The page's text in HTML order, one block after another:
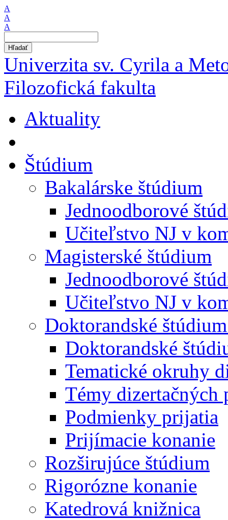
A
A
A
Hľadať
Univerzita sv. Cyrila a
Filozofická fakulta
Aktuality
Štúdium
Bakalárske štúdium
Jednoodborové
Učiteľstvo NJ v
Magisterské štúdium
Jednoodborové
Učiteľstvo NJ v
Doktorandské
Doktorandské
Tematické okruhy
Témy dizertačných
Podmienky prijatia
Prijímacie konanie
Rozširujúce štúdium
Rigorózne konanie
Katedrová knižnica